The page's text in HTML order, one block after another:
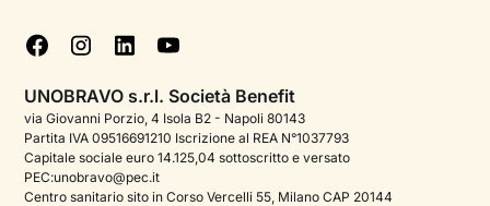
Podcast di psicologia
Corporate
Psicologo italiano all'estero
Cookie policy
Gestisci cookie
UNOBRAVO s.r.l. Società Benefit
via Giovanni Porzio, 4 Isola B2 - Napoli 80143
Partita IVA 09516691210 Iscrizione al REA N°1037793
Capitale sociale euro 14.125,04 sottoscritto e versato
PEC:unobravo@pec.it
Centro sanitario sito in Corso Vercelli 55, Milano CAP 20144